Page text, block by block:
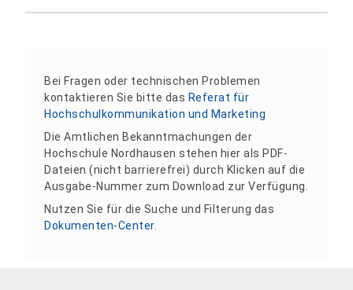
Bei Fragen oder technischen Problemen
kontaktieren Sie bitte das Referat für
Hochschulkommunikation und Marketing
Die Amtlichen Bekanntmachungen der
Hochschule Nordhausen stehen hier als PDF-
Dateien (nicht barrierefrei) durch Klicken auf die
Ausgabe-Nummer zum Download zur Verfügung.
Nutzen Sie für die Suche und Filterung das
Dokumenten-Center.